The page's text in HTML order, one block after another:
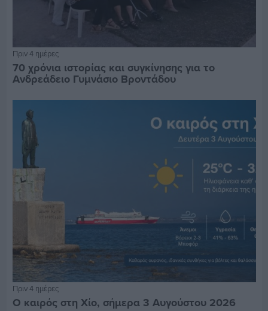
Πριν 4 ημέρες
70 χρόνια ιστορίας και συγκίνησης για το
Ανδρεάδειο Γυμνάσιο Βροντάδου
Πριν 4 ημέρες
Ο καιρός στη Χίο, σήμερα 3 Αυγούστου 2026